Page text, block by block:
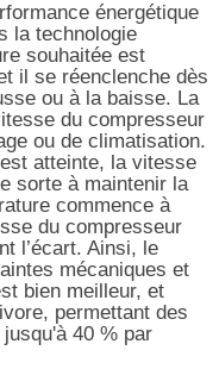
énergétique
la technologie
souhaitée est
il se réenclenche dès
ou à la baisse. La
du compresseur
ou de climatisation.
atteinte, la vitesse
sorte à maintenir la
commence à
du compresseur
l’écart. Ainsi, le
mécaniques et
bien meilleur, et
permettant des
40 % par